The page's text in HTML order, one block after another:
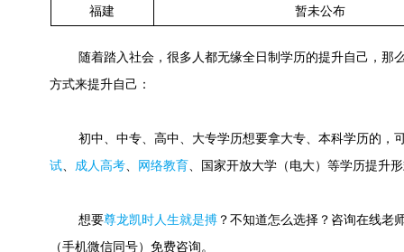
福建 暂未公布
随着踏入社会，很多人都无缘全日制学历的提升自己，那
方式来提升自己：
初中、中专、高中、大专学历想要拿大专、本科学历的，
试、 成人高考、 网络教育、国家开放大学（电大）等学历提升
想要尊龙凯时人生就是搏 ？不知道怎么选择？咨询在线老
（手机微信同号）免费咨询。